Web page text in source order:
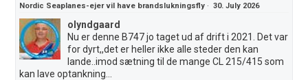
Nordic Seaplanes-ejer vil have brandslukningsfly ·30. July 2026
olyndgaard
Nu er denne B747 jo taget ud af drift i 2021. Det var
for dyrt,,det er heller ikke alle steder den kan
lande..imod sætning til de mange CL 215/415 som
kan lave optankning...